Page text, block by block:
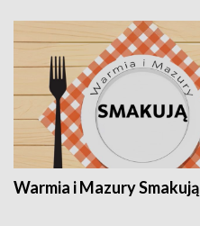
Warmia i Mazury Smakują